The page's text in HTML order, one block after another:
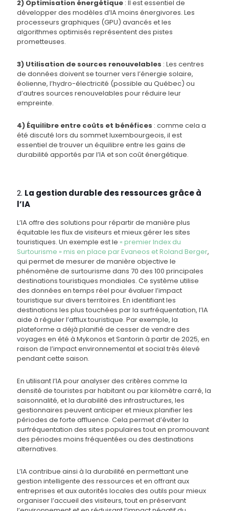
2) Optimisation énergétique : Il est essentiel de
développer des modèles d’IA moins énergivores. Les
processeurs graphiques (GPU) avancés et les
algorithmes optimisés représentent des pistes
prometteuses.
3) Utilisation de sources renouvelables : Les centres
de données doivent se tourner vers l’énergie solaire,
éolienne, l’hydro-électricité (possible au Québec) ou
d’autres sources renouvelables pour réduire leur
empreinte.
4) Équilibre entre coûts et bénéfices : comme cela a
été discuté lors du sommet luxembourgeois, il est
essentiel de trouver un équilibre entre les gains de
durabilité apportés par l’IA et son coût énergétique.
2. La gestion durable des ressources grâce à
l’IA
L’IA offre des solutions pour répartir de manière plus
équitable les flux de visiteurs et mieux gérer les sites
touristiques. Un exemple est le « premier Index du
Surtourisme » mis en place par Evaneos et Roland Berger,
qui permet de mesurer de manière objective le
phénomène de surtourisme dans 70 des 100 principales
destinations touristiques mondiales. Ce système utilise
des données en temps réel pour évaluer l’impact
touristique sur divers territoires. En identifiant les
destinations les plus touchées par la surfréquentation, l’IA
aide à réguler l’afflux touristique. Par exemple, la
plateforme a déjà planifié de cesser de vendre des
voyages en été à Mykonos et Santorin à partir de 2025, en
raison de l’impact environnemental et social très élevé
pendant cette saison.
En utilisant l’IA pour analyser des critères comme la
densité de touristes par habitant ou par kilomètre carré, la
saisonnalité, et la durabilité des infrastructures, les
gestionnaires peuvent anticiper et mieux planifier les
périodes de forte affluence. Cela permet d’éviter la
surfréquentation des sites populaires tout en promouvant
des périodes moins fréquentées ou des destinations
alternatives.
L’IA contribue ainsi à la durabilité en permettant une
gestion intelligente des ressources et en offrant aux
entreprises et aux autorités locales des outils pour mieux
organiser l’accueil des visiteurs, tout en préservant